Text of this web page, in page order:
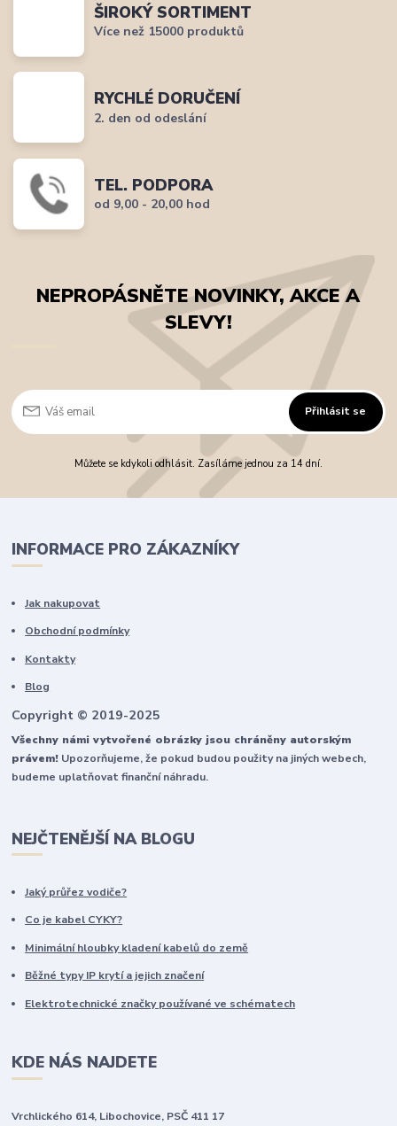
ŠIROKÝ SORTIMENT
Více než 15000 produktů
RYCHLÉ DORUČENÍ
2. den od odeslání
TEL. PODPORA
od 9,00 - 20,00 hod
NEPROPÁSNĚTE NOVINKY, AKCE A
SLEVY!
Přihlásit se
Můžete se kdykoli odhlásit. Zasíláme jednou za 14 dní.
INFORMACE PRO ZÁKAZNÍKY
Jak nakupovat
Obchodní podmínky
Kontakty
Blog
Copyright © 2019-2025
Všechny námi vytvořené obrázky jsou chráněny autorským
právem! Upozorňujeme, že pokud budou použity na jiných webech,
budeme uplatňovat finanční náhradu.
NEJČTENĚJŠÍ NA BLOGU
Jaký průřez vodiče?
Co je kabel CYKY?
Minimální hloubky kladení kabelů do země
Běžné typy IP krytí a jejich značení
Elektrotechnické značky používané ve schématech
KDE NÁS NAJDETE
Vrchlického 614, Libochovice, PSČ 411 17